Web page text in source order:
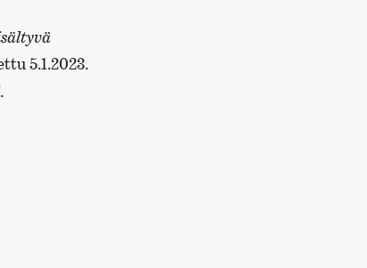
5.1.2023.
.